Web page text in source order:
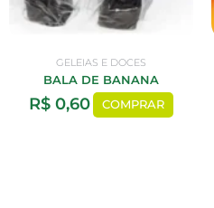
GELEIAS E DOCES
BALA DE BANANA
R$ 0,60 COMPRAR